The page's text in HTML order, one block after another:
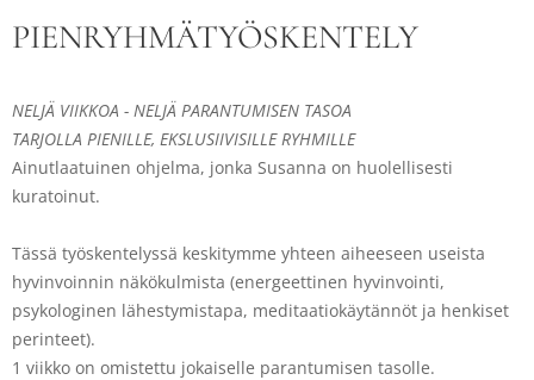
PIENRYHMÄTYÖSKENTELY
NELJÄ VIIKKOA - NELJÄ PARANTUMISEN TASOA
TARJOLLA PIENILLE, EKSLUSIIVISILLE RYHMILLE
Ainutlaatuinen ohjelma, jonka Susanna on huolellisesti
kuratoinut.
Tässä työskentelyssä keskitymme yhteen aiheeseen useista
hyvinvoinnin näkökulmista (energeettinen hyvinvointi,
psykologinen lähestymistapa, meditaatiokäytännöt ja henkiset
perinteet).
1 viikko on omistettu jokaiselle parantumisen tasolle.